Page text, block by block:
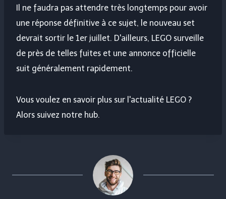
Il ne faudra pas attendre très longtemps pour avoir
une réponse définitive à ce sujet, le nouveau set
devrait sortir le 1er juillet. D'ailleurs, LEGO surveille
de près de telles fuites et une annonce officielle
suit généralement rapidement.
Vous voulez en savoir plus sur l'actualité LEGO ?
Alors suivez notre hub.